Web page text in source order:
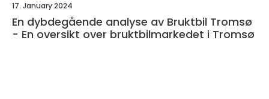
17. January 2024
En dybdegående analyse av Bruktbil Tromsø
- En oversikt over bruktbilmarkedet i Tromsø